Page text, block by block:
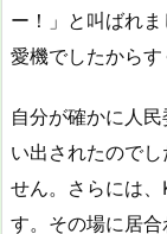
ー！」と叫ばれ
愛機でしたからす
自分が確かに人
い出されたので
せん。さらには
す。その場に居